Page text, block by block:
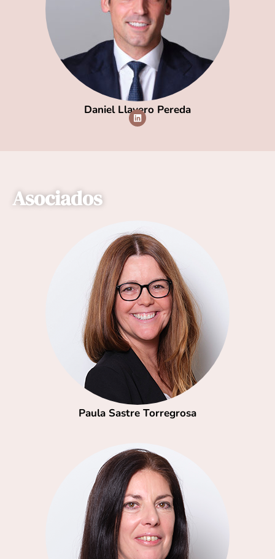
Daniel Llavero Pereda
Asociados
Paula Sastre Torregrosa